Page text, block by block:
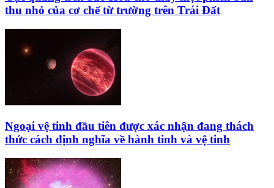
thu nhỏ của cơ chế từ trường trên Trái Đất
Ngoại vệ tinh đầu tiên được xác nhận đang thách
thức cách định nghĩa về hành tinh và vệ tinh